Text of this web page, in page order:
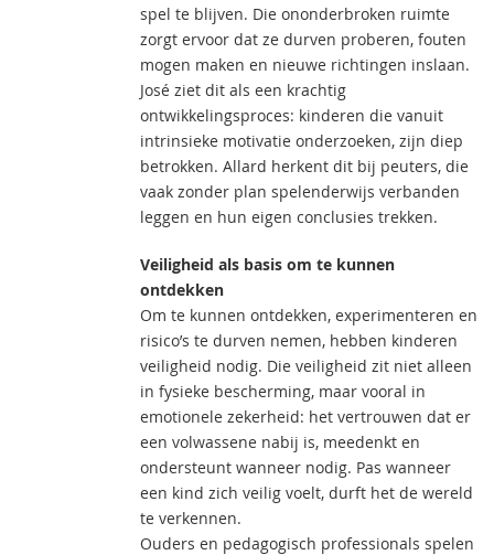
spel te blijven. Die ononderbroken ruimte
zorgt ervoor dat ze durven proberen, fouten
mogen maken en nieuwe richtingen inslaan.
José ziet dit als een krachtig
ontwikkelingsproces: kinderen die vanuit
intrinsieke motivatie onderzoeken, zijn diep
betrokken. Allard herkent dit bij peuters, die
vaak zonder plan spelenderwijs verbanden
leggen en hun eigen conclusies trekken.
Veiligheid als basis om te kunnen
ontdekken
Om te kunnen ontdekken, experimenteren en
risico’s te durven nemen, hebben kinderen
veiligheid nodig. Die veiligheid zit niet alleen
in fysieke bescherming, maar vooral in
emotionele zekerheid: het vertrouwen dat er
een volwassene nabij is, meedenkt en
ondersteunt wanneer nodig. Pas wanneer
een kind zich veilig voelt, durft het de wereld
te verkennen.
Ouders en pedagogisch professionals spelen